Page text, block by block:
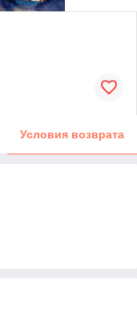
Условия возврата